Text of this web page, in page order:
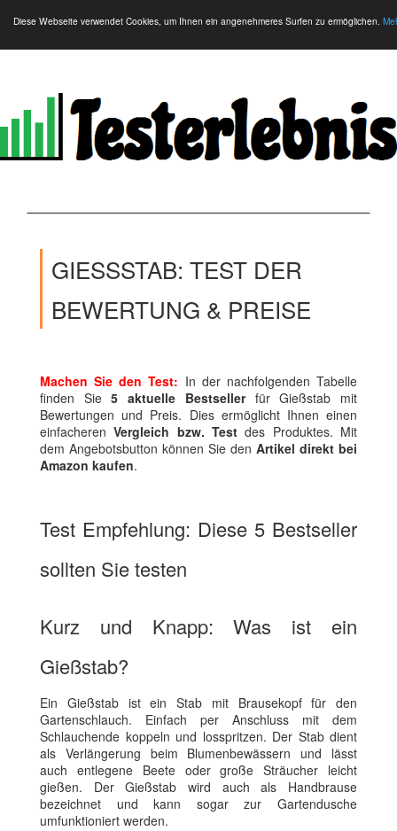
Diese Webseite verwendet Cookies, um Ihnen ein angenehmeres Surfen zu ermöglichen.
GIESSSTAB: TEST DER B
EWERTUNG & PREISE
Machen Sie den Test: In der nachfolgenden Tabelle
finden Sie5 aktuelle Bestsellerfür Gießstab mit
Bewertungen und Preis. Dies ermöglicht Ihnen einen
einfacherenVergleich bzw. Test des Produktes. Mit
dem Angebotsbutton können Sie den Artikel direkt bei
Amazon kaufen.
Test Empfehlung: Diese 5 Bestseller
sollten Sie testen
Kurz und Knapp: Was ist ein
Gießstab?
Ein Gießstab ist ein Stab mit Brausekopf für den
Gartenschlauch. Einfach per Anschluss mit dem
Schlauchende koppeln und losspritzen. Der Stab dient
als Verlängerung beim Blumenbewässern und lässt
auch entlegene Beete oder große Sträucher leicht
gießen. Der Gießstab wird auch als Handbrause
bezeichnet und kann sogar zur Gartendusche
umfunktioniert werden.